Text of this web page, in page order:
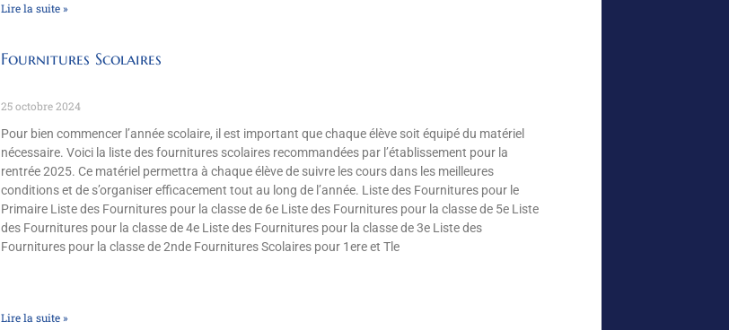
Lire la suite »
Fournitures Scolaires
25 octobre 2024
Pour bien commencer l’année scolaire, il est important que chaque élève soit équipé du matériel
nécessaire. Voici la liste des fournitures scolaires recommandées par l’établissement pour la
rentrée 2025. Ce matériel permettra à chaque élève de suivre les cours dans les meilleures
conditions et de s’organiser efficacement tout au long de l’année. Liste des Fournitures pour le
Primaire Liste des Fournitures pour la classe de 6e Liste des Fournitures pour la classe de 5e Liste
des Fournitures pour la classe de 4e Liste des Fournitures pour la classe de 3e Liste des
Fournitures pour la classe de 2nde Fournitures Scolaires pour 1ere et Tle
Lire la suite »